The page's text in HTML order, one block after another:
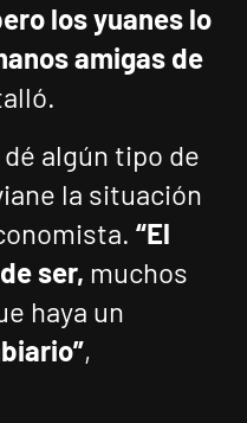
los yuanes lo
amigas de
algún tipo de
la situación
“El
ser, muchos
haya un
,